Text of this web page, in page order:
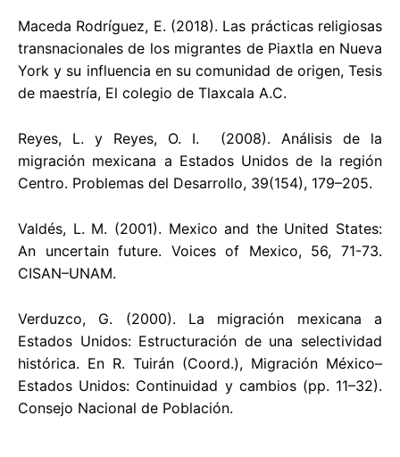
Maceda Rodríguez, E. (2018). Las prácticas religiosas
transnacionales de los migrantes de Piaxtla en Nueva
York y su influencia en su comunidad de origen, Tesis
de maestría, El colegio de Tlaxcala A.C.
Reyes, L. y Reyes, O. I. (2008). Análisis de la
migración mexicana a Estados Unidos de la región
Centro. Problemas del Desarrollo, 39(154), 179–205.
Valdés, L. M. (2001). Mexico and the United States:
An uncertain future. Voices of Mexico, 56, 71-73.
CISAN–UNAM.
Verduzco, G. (2000). La migración mexicana a
Estados Unidos: Estructuración de una selectividad
histórica. En R. Tuirán (Coord.), Migración México–
Estados Unidos: Continuidad y cambios (pp. 11–32).
Consejo Nacional de Población.